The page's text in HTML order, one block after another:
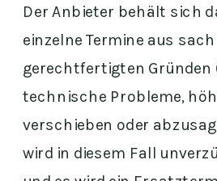
Der Anbieter behält sich
einzelne Termine aus
gerechtfertigten Gründen
technische Probleme,
verschieben oder
wird in diesem Fall